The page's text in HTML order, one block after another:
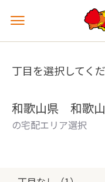
メ
ュ
を
丁目を選択してく
和歌山県 和歌
の宅配エリア選択